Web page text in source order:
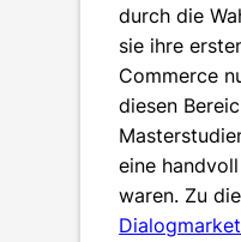
durch die
sie ihre
Commerce
diesen
eine
waren. Zu